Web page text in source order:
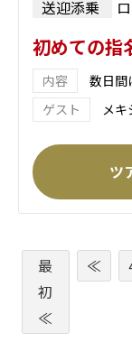
送迎添乗
初めての指
数日間
メ
ツ
最
初
≪
≪